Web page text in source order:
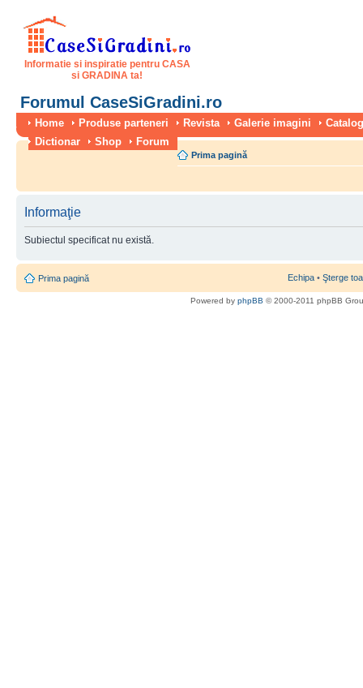
Informatie si inspiratie pentru CASA
si GRADINA ta!
Forumul CaseSiGradini.ro
Home Produse parteneri Revista Galerie imagini
Dictionar
Shop Forum
Prima pagină
Informaţie
Subiectul specificat nu există.
Prima pagină Echipa • Şterge
Powered by phpBB © 2000-2011 phpBB